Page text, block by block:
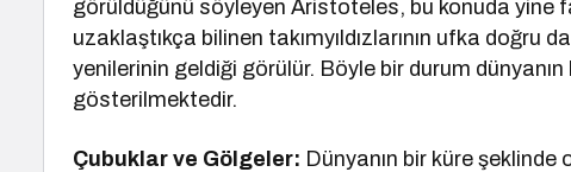
görüldüğünü söyleyen Aristoteles, bu konuda yine
uzaklaştıkça bilinen takımyıldızlarının ufka doğru
yenilerinin geldiği görülür. Böyle bir durum
gösterilmektedir.
Çubuklar ve Gölgeler: Dünyanın bir küre